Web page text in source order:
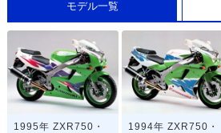
モデル一覧
1995年 ZXR750・
1994年 ZXR750・